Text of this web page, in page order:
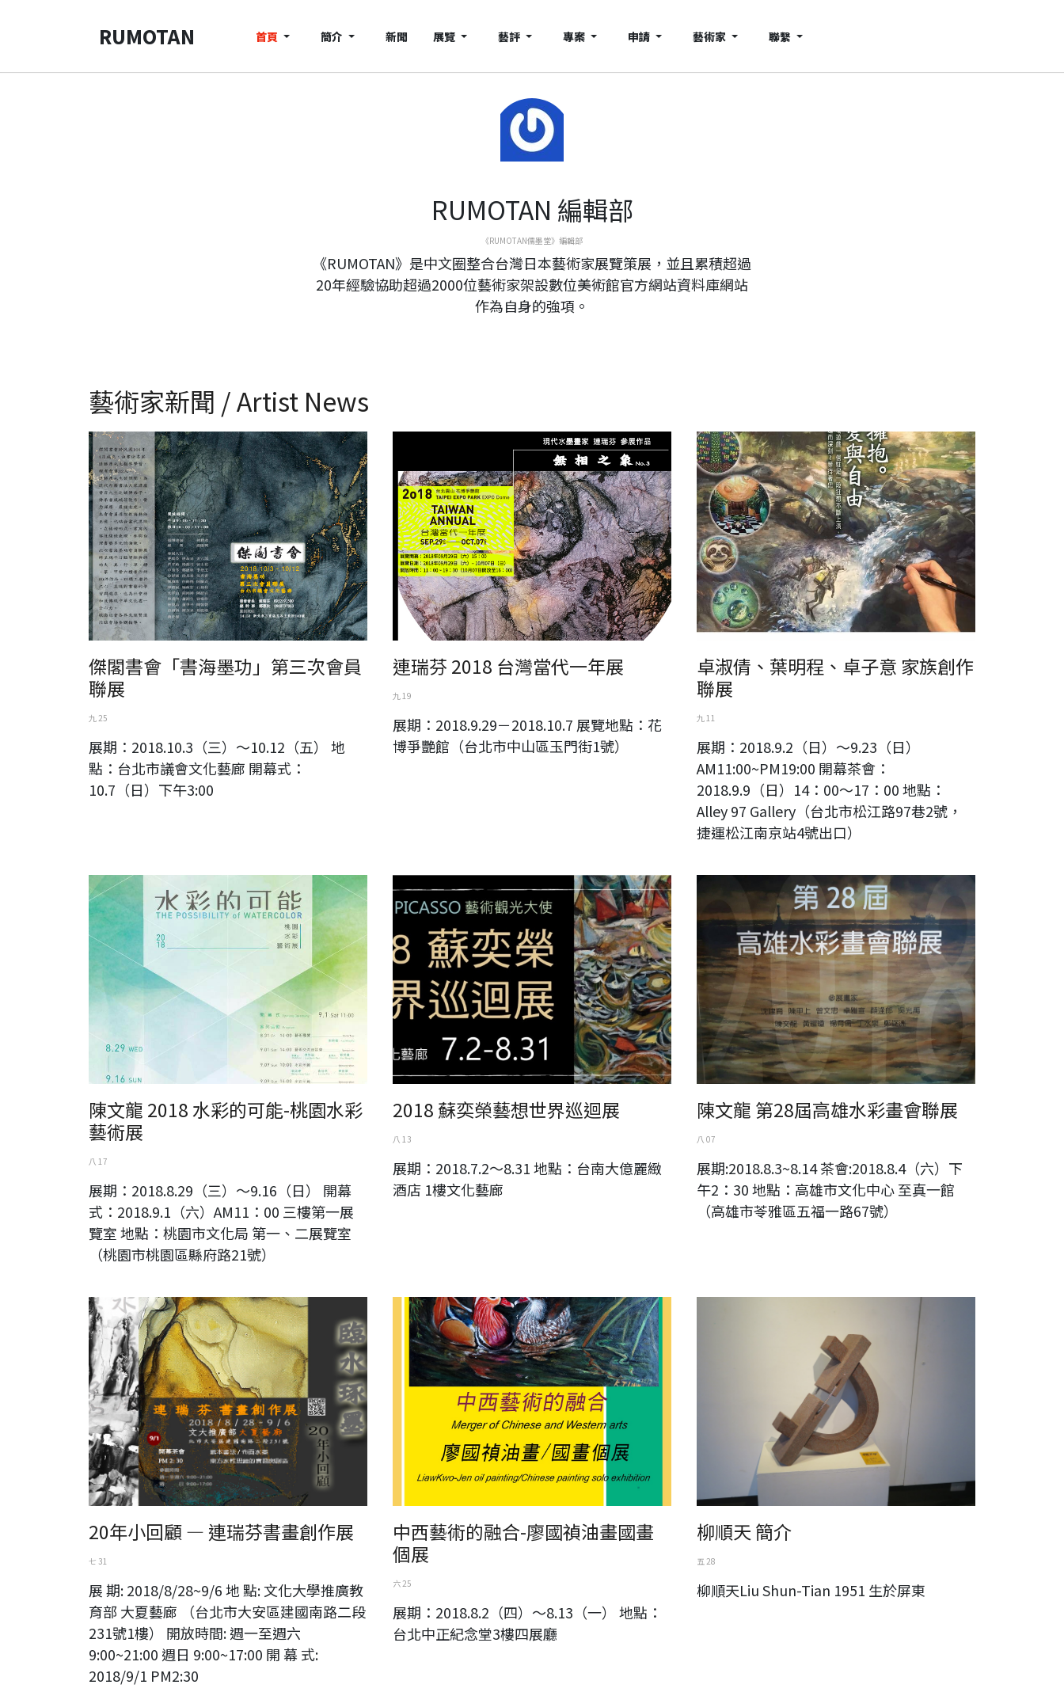
RUMOTAN 首頁 簡介 新聞 展覽 藝評 專案 申請 藝術家 聯繫
RUMOTAN 編輯部
《RUMOTAN儒墨堂》編輯部
《RUMOTAN》是中文圈整合台灣日本藝術家展覽策展，並且累積超過
20年經驗協助超過2000位藝術家架設數位美術館官方網站資料庫網站
作為自身的強項。
藝術家新聞 / Artist News
傑閣書會「書海墨功」會員聯展
傑閣書會「書海墨功」第三次會員
聯展
九 25
展期：2018.10.3（三）～10.12（五） 地
點：台北市議會文化藝廊 開幕式：
10.7（日）下午3:00
連瑞芬 2018 台灣當代一年展
九 19
展期：2018.9.29－2018.10.7 展覽地點：花
博爭艷館（台北市中山區玉門街1號）
卓淑倩、葉明程、卓子意 家族創作聯展
卓淑倩、葉明程、卓子意 家族創作
聯展
九 11
展期：2018.9.2（日）～9.23（日）
AM11:00~PM19:00 開幕茶會：
2018.9.9（日）14：00～17：00 地點：
Alley 97 Gallery（台北市松江路97巷2號，
捷運松江南京站4號出口）
2018 水彩的可能-桃園水彩藝術展
陳文龍 2018 水彩的可能-桃園水彩
藝術展
八 17
展期：2018.8.29（三）～9.16（日） 開幕
式：2018.9.1（六）AM11：00 三樓第一展
覽室 地點：桃園市文化局 第一、二展覽室
（桃園市桃園區縣府路21號）
2018 蘇奕榮藝想世界巡迴展
八 13
展期：2018.7.2～8.31 地點：台南大億麗緻
酒店 1樓文化藝廊
第28屆高雄水彩畫會聯展
陳文龍 第28屆高雄水彩畫會聯展
八 07
展期:2018.8.3~8.14 茶會:2018.8.4（六）下
午2：30 地點：高雄市文化中心 至真一館
（高雄市苓雅區五福一路67號）
20年小回顧 — 連瑞芬書畫創作展
20年小回顧 — 連瑞芬書畫創作展
七 31
展 期: 2018/8/28~9/6 地 點: 文化大學推廣教
育部 大夏藝廊 （台北市大安區建國南路二段
231號1樓） 開放時間: 週一至週六
9:00~21:00 週日 9:00~17:00 開 幕 式:
2018/9/1 PM2:30
中西藝術的融合-廖國禎油畫國畫個展
中西藝術的融合-廖國禎油畫國畫
個展
六 25
展期：2018.8.2（四）～8.13（一） 地點：
台北中正紀念堂3樓四展廳
柳順天 簡介
五 28
柳順天Liu Shun-Tian 1951 生於屏東